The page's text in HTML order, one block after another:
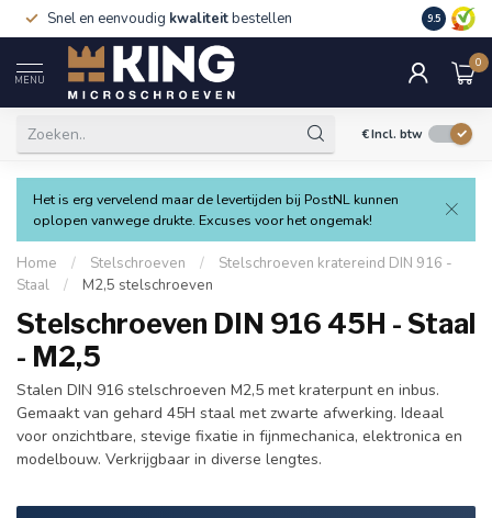
Snel en eenvoudig kwaliteitbestellen 9.5
MENU
0
€Incl. btw
Het is erg vervelend maar de levertijden bij PostNL kunnen
oplopen vanwege drukte. Excuses voor het ongemak!
Home / Stelschroeven /
Stelschroeven kratereind DIN 916 -
Staal
/ M2,5 stelschroeven
Stelschroeven DIN 916 45H - Staal
- M2,5
Stalen DIN 916 stelschroeven M2,5 met kraterpunt en inbus.
Gemaakt van gehard 45H staal met zwarte afwerking. Ideaal
voor onzichtbare, stevige fixatie in fijnmechanica, elektronica en
modelbouw. Verkrijgbaar in diverse lengtes.